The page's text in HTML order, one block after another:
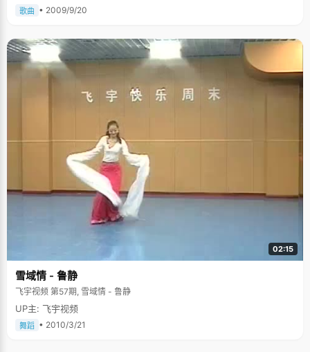
歌曲 • 2009/9/20
02:15
雪域情 - 鲁静
飞宇视频 第57期, 雪域情 - 鲁静
UP主: 飞宇视频
舞蹈 • 2010/3/21